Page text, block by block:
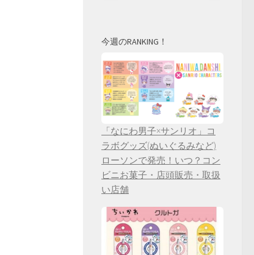
今週のRANKING！
「なにわ男子×サンリオ」コ
ラボグッズ(ぬいぐるみなど)
ローソンで発売！いつ？コン
ビニお菓子・店頭販売・取扱
い店舗